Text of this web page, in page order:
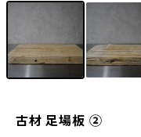
古材 足場板 ②